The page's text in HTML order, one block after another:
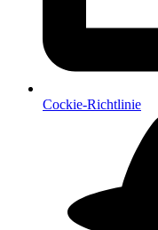
Cockie-Richtlinie